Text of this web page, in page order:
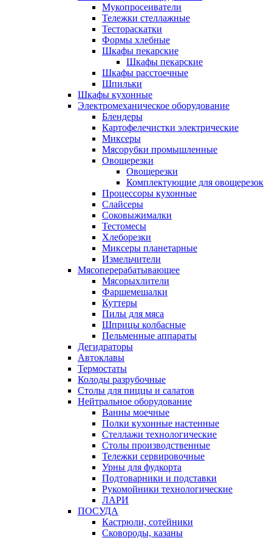
Мукопросеиватели
Тележки стеллажные
Тестораскатки
Формы хлебные
Шкафы пекарские
Шкафы пекарские
Шкафы расстоечные
Шпильки
Шкафы кухонные
Электромеханическое оборудование
Блендеры
Картофелечистки электрические
Миксеры
Мясорубки промышленные
Овощерезки
Овощерезки
Комплектующие для овощерезок
Процессоры кухонные
Слайсеры
Соковыжималки
Тестомесы
Хлеборезки
Миксеры планетарные
Измельчители
Мясоперерабатывающее
Мясорыхлители
Фаршемешалки
Куттеры
Пилы для мяса
Шприцы колбасные
Пельменные аппараты
Дегидраторы
Автоклавы
Термостаты
Колоды разрубочные
Столы для пиццы и салатов
Нейтральное оборудование
Ванны моечные
Полки кухонные настенные
Стеллажи технологические
Столы производственные
Тележки сервировочные
Урны для фудкорта
Подтоварники и подставки
Рукомойники технологические
ЛАРИ
ПОСУДА
Кастрюли, сотейники
Сковороды, казаны